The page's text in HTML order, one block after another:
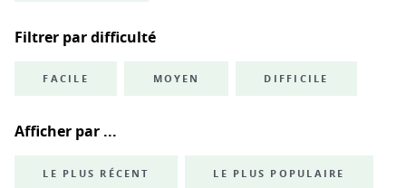
Filtrer par difficulté
FACILE MOYEN DIFFICILE
Afficher par ...
LE PLUS RÉCENT LE PLUS POPULAIRE